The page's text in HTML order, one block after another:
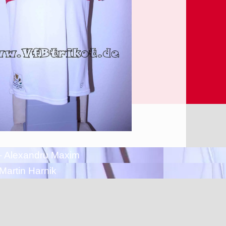
Alexandru Maxim
Harnik